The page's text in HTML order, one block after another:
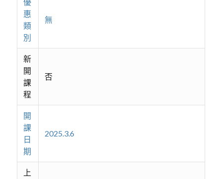
惠
類
別
無
新
開
課
程
否
開
課
日
期
2025.3.6
上